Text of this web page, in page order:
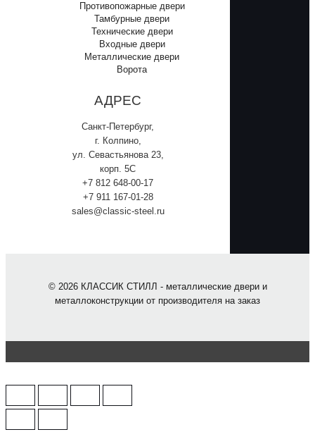
Противопожарные двери
Тамбурные двери
Технические двери
Входные двери
Металлические двери
Ворота
АДРЕС
Санкт-Петербург,
г. Колпино,
ул. Севастьянова 23,
корп. 5С
+7 812 648-00-17
+7 911 167-01-28
sales@classic-steel.ru
© 2026 КЛАССИК СТИЛЛ - металлические двери и
металлоконструкции от производителя на заказ